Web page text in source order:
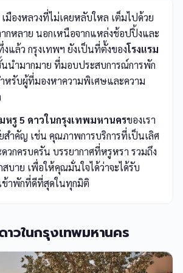
มืองหลวงที่ไม่เคยหลับใหล เต็มไปด้วย
กหลาย นอกเหนือจากแหล่งช้อปปิ้งและ
แล้ว กรุงเทพฯ ยังเป็นที่ตั้งของโรงแรม
นำมากมาย ที่มอบประสบการณ์การพัก
หรับผู้ที่มองหาความพิเศษและความ
หรู 5 ดาวในกรุงเทพมหานครของเรา
สำคัญ เช่น คุณภาพการบริการที่เป็นเลิศ
วกครบครัน บรรยากาศที่หรูหรา รวมถึง
บาย เพื่อให้คุณมั่นใจได้ว่าจะได้รับ
ข้าพักที่ดีที่สุดในทุกมิติ
วในกรุงเทพมหานคร